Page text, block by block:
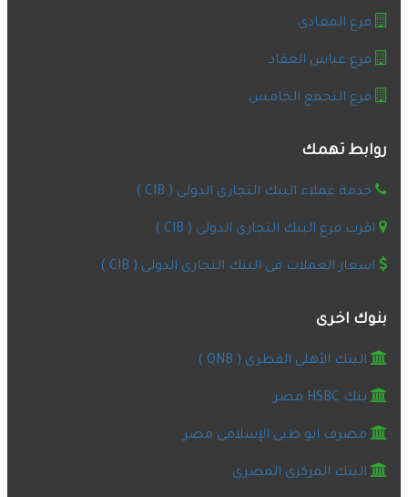
فرع المعادى
فرع عباس العقاد
فرع التجمع الخامس
روابط تهمك
خدمة عملاء البنك التجارى الدولى ( CIB )
اقرب فرع البنك التجارى الدولى ( CIB )
اسعار العملات فى البنك التجارى الدولى ( CIB )
بنوك اخرى
البنك الأهلى القطرى ( QNB )
بنك HSBC مصر
مصرف ابو ظبى الإسلامى مصر
البنك المركزى المصرى